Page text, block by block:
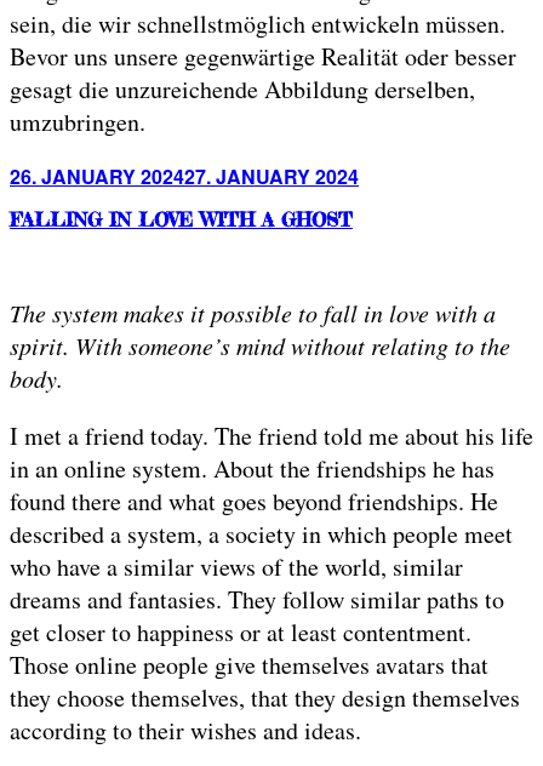
sein, die wir schnellstmöglich entwickeln müssen.
Bevor uns unsere gegenwärtige Realität oder besser
gesagt die unzureichende Abbildung derselben,
umzubringen.
Posted
26. JANUARY 202427. JANUARY 2024
FALLING IN LOVE WITH A GHOST
The system makes it possible to fall in love with a
spirit. With someone’s mind without relating to the
body.
I met a friend today. The friend told me about his life
in an online system. About the friendships he has
found there and what goes beyond friendships. He
described a system, a society in which people meet
who have a similar views of the world, similar
dreams and fantasies. They follow similar paths to
get closer to happiness or at least contentment.
Those online people give themselves avatars that
they choose themselves, that they design themselves
according to their wishes and ideas.